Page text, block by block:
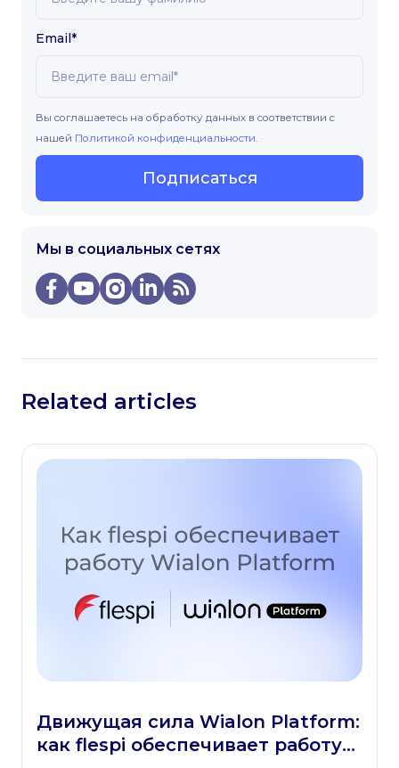
Email*
Вы соглашаетесь на обработку данных в соответствии с
нашей Политикой конфиденциальности.
Подписаться
Мы в социальных сетях
Related articles
Движущая сила Wialon Platform:
как flespi обеспечивает работу